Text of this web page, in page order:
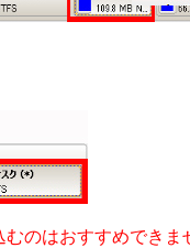
のはおすすめできま